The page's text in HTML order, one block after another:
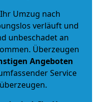
Umzug nach
verläuft und
unbeschadet an
Überzeugen
Angeboten
Service